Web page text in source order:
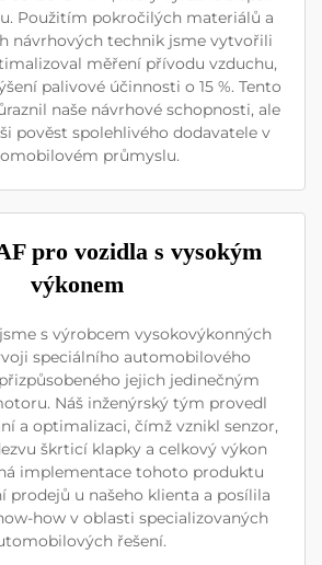
Použitím pokročilých materiálů a
návrhových technik jsme vytvořili
měření přívodu vzduchu,
palivové účinnosti o 15 %. Tento
naše návrhové schopnosti, ale
pověst spolehlivého dodavatele v
průmyslu.
pro vozidla s vysokým
výkonem
s výrobcem vysokovýkonných
speciálního automobilového
jejich jedinečným
Náš inženýrský tým provedl
a optimalizaci, čímž vznikl senzor,
škrticí klapky a celkový výkon
implementace tohoto produktu
prodejů u našeho klienta a posílila
how v oblasti specializovaných
řešení.